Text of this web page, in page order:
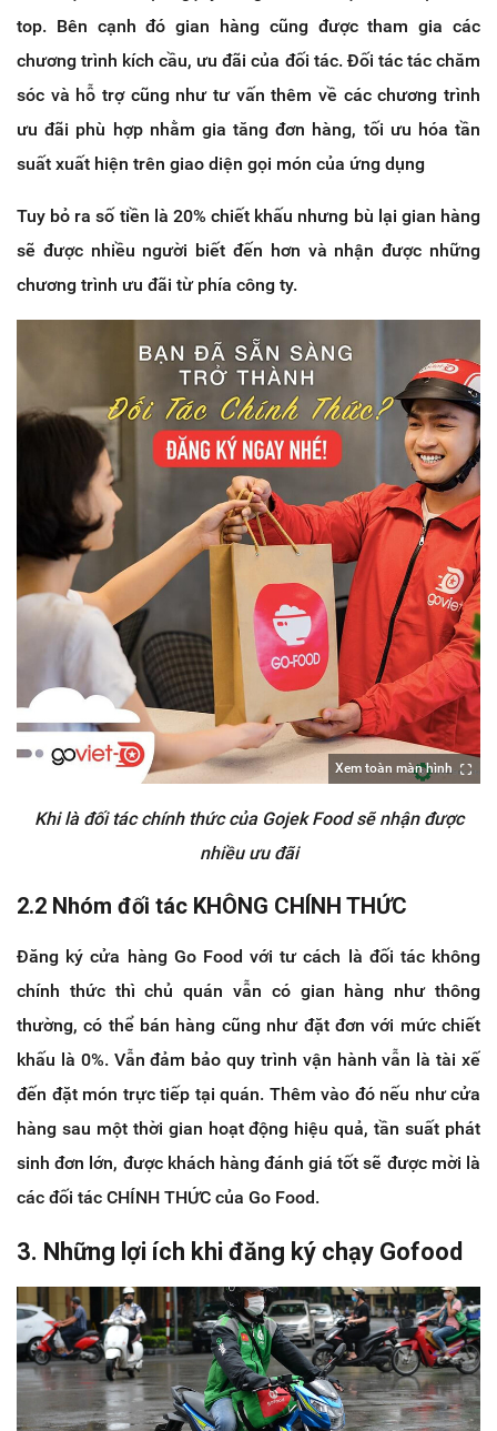
top. Bên cạnh đó gian hàng cũng được tham gia các
chương trình kích cầu, ưu đãi của đối tác. Đối tác tác chăm
sóc và hỗ trợ cũng như tư vấn thêm về các chương trình
ưu đãi phù hợp nhằm gia tăng đơn hàng, tối ưu hóa tần
suất xuất hiện trên giao diện gọi món của ứng dụng
Tuy bỏ ra số tiền là 20% chiết khấu nhưng bù lại gian hàng
sẽ được nhiều người biết đến hơn và nhận được những
chương trình ưu đãi từ phía công ty.
Xem toàn màn hình
Khi là đối tác chính thức của Gojek Food sẽ nhận được
nhiều ưu đãi
2.2 Nhóm đối tác KHÔNG CHÍNH THỨC
Đăng ký cửa hàng Go Food với tư cách là đối tác không
chính thức thì chủ quán vẫn có gian hàng như thông
thường, có thể bán hàng cũng như đặt đơn với mức chiết
khấu là 0%. Vẫn đảm bảo quy trình vận hành vẫn là tài xế
đến đặt món trực tiếp tại quán. Thêm vào đó nếu như cửa
hàng sau một thời gian hoạt động hiệu quả, tần suất phát
sinh đơn lớn, được khách hàng đánh giá tốt sẽ được mời là
các đối tác CHÍNH THỨC của Go Food.
3. Những lợi ích khi đăng ký chạy Gofood